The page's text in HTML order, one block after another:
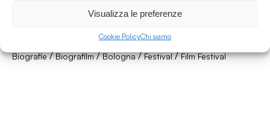
Visualizza le preferenze
Cookie PolicyChi siamo
Biografie/Biografilm/Bologna/Festival/Film Festival